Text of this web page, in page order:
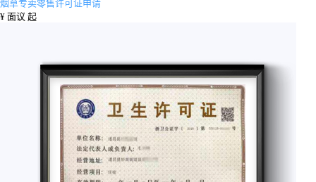
烟草专卖零售许可证申请
¥ 面议 起